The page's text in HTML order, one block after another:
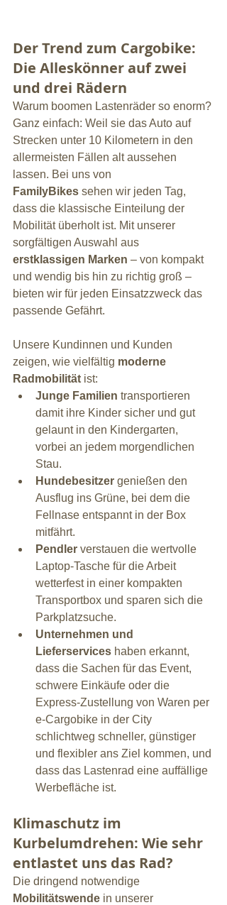
Der Trend zum Cargobike:
Die Alleskönner auf zwei
und drei Rädern
Warum boomen Lastenräder so enorm?
Ganz einfach: Weil sie das Auto auf
Strecken unter 10 Kilometern in den
allermeisten Fällen alt aussehen
lassen. Bei uns von
FamilyBikes sehen wir jeden Tag,
dass die klassische Einteilung der
Mobilität überholt ist. Mit unserer
sorgfältigen Auswahl aus
erstklassigen Marken – von kompakt
und wendig bis hin zu richtig groß –
bieten wir für jeden Einsatzzweck das
passende Gefährt.
Unsere Kundinnen und Kunden
zeigen, wie vielfältig moderne
Radmobilität ist:
Junge Familien transportieren
damit ihre Kinder sicher und gut
gelaunt in den Kindergarten,
vorbei an jedem morgendlichen
Stau.
Hundebesitzer genießen den
Ausflug ins Grüne, bei dem die
Fellnase entspannt in der Box
mitfährt.
Pendler verstauen die wertvolle
Laptop-Tasche für die Arbeit
wetterfest in einer kompakten
Transportbox und sparen sich die
Parkplatzsuche.
Unternehmen und
Lieferservices haben erkannt,
dass die Sachen für das Event,
schwere Einkäufe oder die
Express-Zustellung von Waren per
e-Cargobike in der City
schlichtweg schneller, günstiger
und flexibler ans Ziel kommen, und
dass das Lastenrad eine auffällige
Werbefläche ist.
Klimaschutz im
Kurbelumdrehen: Wie sehr
entlastet uns das Rad?
Die dringend notwendige
Mobilitätswende in unserer